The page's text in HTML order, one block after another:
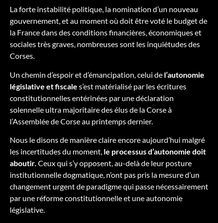
La forte instabilité politique, la nomination d’un nouveau
gouvernement, et au moment où doit être voté le budget de
la France dans des conditions financières, économiques et
sociales très graves, nombreuses sont les inquiétudes des
Corses.
Un chemin d’espoir et d’émancipation, celui de l’autonomie
législative et fiscale s’est matérialisé par les écritures
constitutionnelles entérinées par une déclaration
solennelle ultra majoritaire des élus de la Corse à
l’Assemblée de Corse au printemps dernier.
Nous le disons de manière claire encore aujourd’hui malgré
les incertitudes du moment, le processus d’autonomie doit
aboutir. Ceux qui s’y opposent, au-delà de leur posture
institutionnelle dogmatique, n’ont pas pris la mesure d’un
changement urgent de paradigme qui passe nécessairement
par une réforme constitutionnelle et une autonomie
législative.